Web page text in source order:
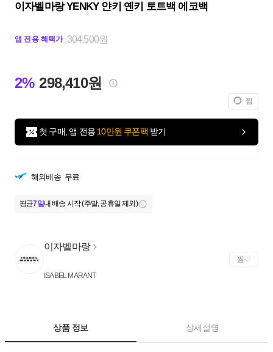
이자벨마랑 YENKY 얀키 옌키 토트백 에코백
앱 전용 혜택가 304,500원
2% 298,410원
찜
첫 구매, 앱 전용 10만원 쿠폰팩 받기
해외배송 무료
평균7일내 배송 시작 (주말, 공휴일 제외)
이자벨마랑
ISABEL MARANT
찜
상품 정보 상세설명